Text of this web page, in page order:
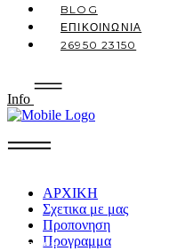
BLOG
ΕΠΙΚΟΙΝΩΝΙΑ
26950 23150
Info
ΑΡΧΙΚΗ
Σχετικα με μας
Προπονηση
Προγραμμα
This page is